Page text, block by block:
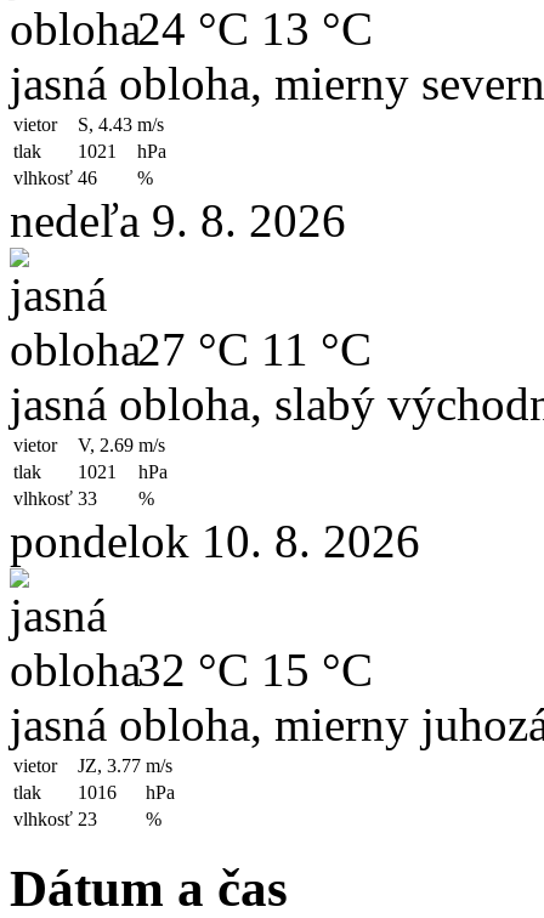
24 °C 13 °C
jasná obloha, mierny
vietor S, 4.43 m/s
tlak
1021
hPa
vlhkosť 46 %
nedeľa 9. 8. 2026
27 °C 11 °C
jasná obloha, slabý
vietor V, 2.69 m/s
tlak
1021
hPa
vlhkosť 33 %
pondelok 10. 8. 2026
32 °C 15 °C
jasná obloha, mierny
vietor JZ, 3.77 m/s
tlak
1016
hPa
vlhkosť 23 %
Dátum a čas